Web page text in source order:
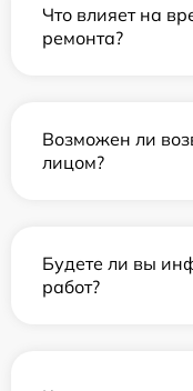
Что влияет на
ремонта?
Возможен ли
лицом?
Будете ли вы
работ?